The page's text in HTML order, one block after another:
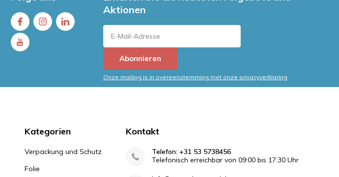
Aktionen
Abonnieren
Onze mailing is in overeenstemming met onze privacyverklaring
Kategorien
Verpackung und Schutz
Folie
Kontakt
Telefon: +31 53 5738456
Telefonisch erreichbar von 09:00 bis 17:30 Uhr